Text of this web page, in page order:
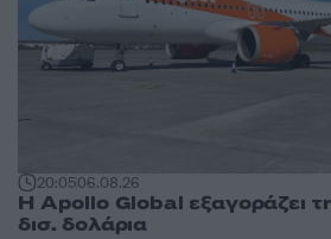
20:0506.08.26
Η Apollo Global εξαγοράζει
δισ. δολάρια